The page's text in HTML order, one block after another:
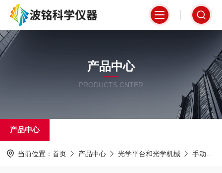
产品中心
PRODUCTS CNTER
产品中心
当前位置： 首页 产品中心 光学平台和光学机械 手动位移台